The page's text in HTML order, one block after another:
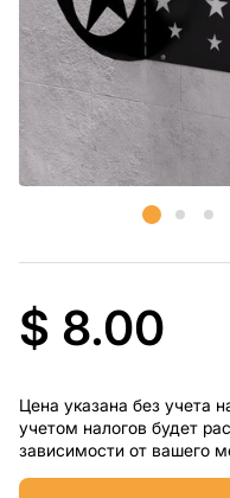
$ 8.00
Цена указана без учета
учетом налогов будет
зависимости от вашего